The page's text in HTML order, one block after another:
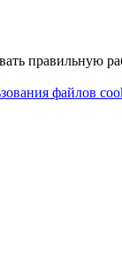
правильную
файлов